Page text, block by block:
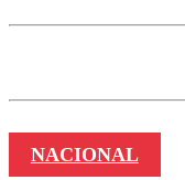
NACIONAL